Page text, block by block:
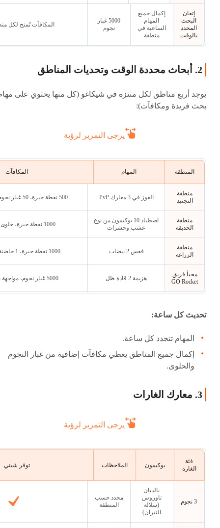
إتقان
البحث
المحدد
بالوقت
إكمال جميع
المهام
الساعية في
منطقة
5000 غبار
نجوم
المكافآت تُمنح لكل
2. أبحاث محددة الوقت وتحديات المناطق
يوجد أربع مناطق لكل منتزه في شيكاغو (كل منها يحتوي على
بحث فريدة ومكافآت):
يرجى التمرير لرؤية
المنطقة المهام المكافآت
منطقة
التجنيد
الفوز في 3 معارك PvP 500 نقطة خبرة، 50 غبار نجوم، كرات بوكيمون
منطقة
الحديقة
اصطياد 10 بوكيمون من نوع
عشب وحشرات
1000 نقطة خبرة، حلوى نادرة، بخور
منطقة
الزراعة
فقس 2 بيضات 1000 نقطة خبرة، 1 حاضنة، حلوى فقس
مخبأ فريق
GO Rocket
هزيمة 2 قادة ظل 5000 غبار نجوم، مواجهة بوكيمون ظل
تحديث كل ساعة:
المهام تتجدد كل ساعة.
إكمال جميع المناطق يعطي مكافآت إضافية من غبار النجوم
والحلوى.
3. معارك الغارات
يرجى التمرير لرؤية
فئة
الغارة
بوكيمون الملاحظات توفر شيني
3 نجوم
بالديان
تاوروس
(سلالة
النيران)
محدد حسب
المنطقة